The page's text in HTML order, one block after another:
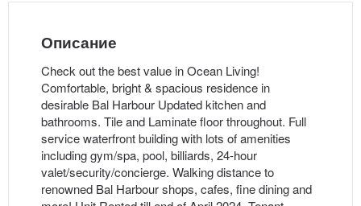
Описание
Check out the best value in Ocean Living!
Comfortable, bright & spacious residence in
desirable Bal Harbour Updated kitchen and
bathrooms. Tile and Laminate floor throughout. Full
service waterfront building with lots of amenities
including gym/spa, pool, billiards, 24-hour
valet/security/concierge. Walking distance to
renowned Bal Harbour shops, cafes, fine dining and